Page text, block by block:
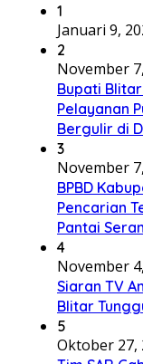
1
Januari 9,
2
November
Bupati
Pelayanan
Bergulir di
3
November
BPBD
Pencarian
Pantai
4
November
Siaran TV
Blitar
5
Oktober 27,